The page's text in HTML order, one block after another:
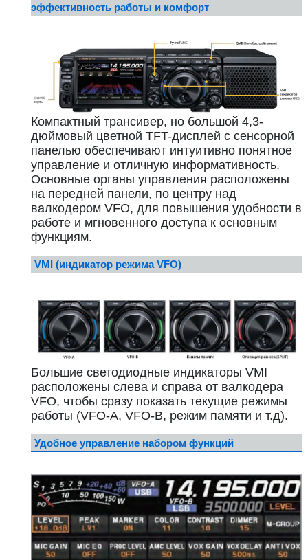
эффективность работы и комфорт
Компактный трансивер, но большой 4,3-
дюймовый цветной TFT-дисплей с сенсорной
панелью обеспечивают интуитивно понятное
управление и отличную информативность.
Основные органы управления расположены
на передней панели, по центру над
валкодером VFO, для повышения удобности в
работе и мгновенного доступа к основным
функциям.
VMI (индикатор режима VFO)
Большие светодиодные индикаторы VMI
расположены слева и справа от валкодера
VFO, чтобы сразу показать текущие режимы
работы (VFO-A, VFO-B, режим памяти и т.д).
Удобное управление набором функций